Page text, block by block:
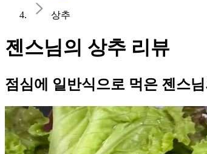
상추
젠스님의 상추 리뷰
점심에 일반식으로 먹은 젠스